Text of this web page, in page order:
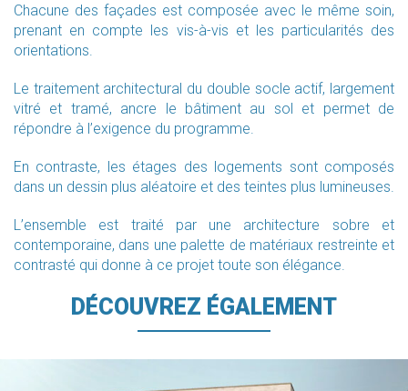
Chacune des façades est composée avec le même soin,
prenant en compte les vis-à-vis et les particularités des
orientations.
Le traitement architectural du double socle actif, largement
vitré et tramé, ancre le bâtiment au sol et permet de
répondre à l’exigence du programme.
En contraste, les étages des logements sont composés
dans un dessin plus aléatoire et des teintes plus lumineuses.
L’ensemble est traité par une architecture sobre et
contemporaine, dans une palette de matériaux restreinte et
contrasté qui donne à ce projet toute son élégance.
DÉCOUVREZ ÉGALEMENT